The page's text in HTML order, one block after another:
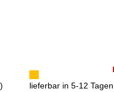
)
lieferbar in 5-12 Tagen ,